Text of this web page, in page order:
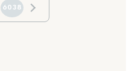
6038